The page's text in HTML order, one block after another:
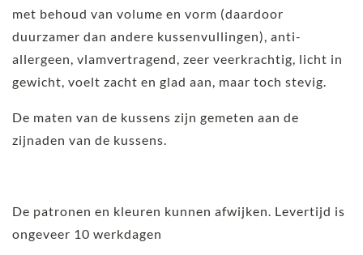
met behoud van volume en vorm (daardoor
duurzamer dan andere kussenvullingen), anti-
allergeen, vlamvertragend, zeer veerkrachtig, licht in
gewicht, voelt zacht en glad aan, maar toch stevig.
De maten van de kussens zijn gemeten aan de
zijnaden van de kussens.
De patronen en kleuren kunnen afwijken. Levertijd is
ongeveer 10 werkdagen